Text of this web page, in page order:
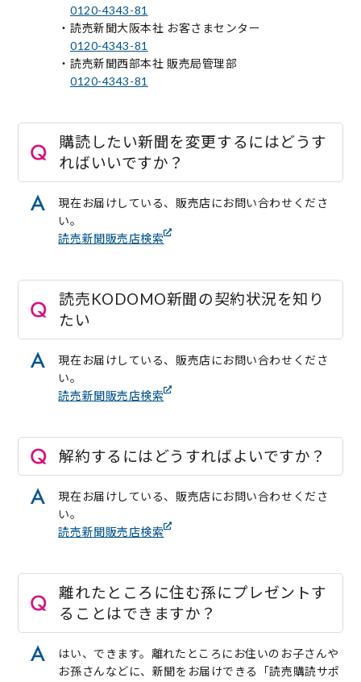
0120-4343-81
・読売新聞大阪本社 お客さまセンター
0120-4343-81
・読売新聞西部本社 販売局管理部
0120-4343-81
購読したい新聞を変更するにはどうす
ればいいですか？
現在お届けしている、販売店にお問い合わせくださ
い。
読売新聞販売店検索
読売KODOMO新聞の契約状況を知り
たい
現在お届けしている、販売店にお問い合わせくださ
い。
読売新聞販売店検索
解約するにはどうすればよいですか？
現在お届けしている、販売店にお問い合わせくださ
い。
読売新聞販売店検索
離れたところに住む孫にプレゼントす
ることはできますか？
はい、できます。離れたところにお住いのお子さんや
お孫さんなどに、新聞をお届けできる「読売購読サポ